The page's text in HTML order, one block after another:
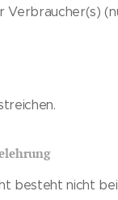
besteht nicht